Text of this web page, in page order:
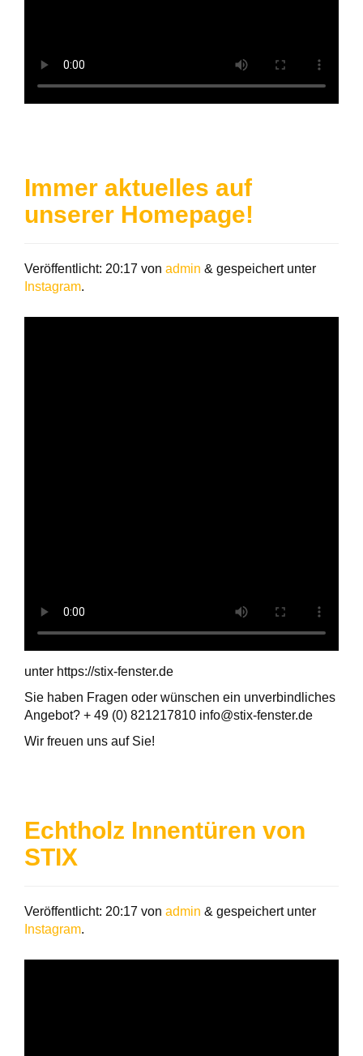
Immer aktuelles auf
unserer Homepage!
Veröffentlicht: 20:17 von admin & gespeichert unter
Instagram.
unter https://stix-fenster.de
Sie haben Fragen oder wünschen ein unverbindliches
Angebot? + 49 (0) 821217810 info@stix-fenster.de
Wir freuen uns auf Sie!
Echtholz Innentüren von
STIX
Veröffentlicht: 20:17 von admin & gespeichert unter
Instagram.